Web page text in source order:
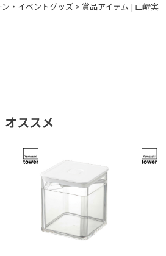
・イベントグッズ > 賞品アイテム | 山﨑実
オススメ